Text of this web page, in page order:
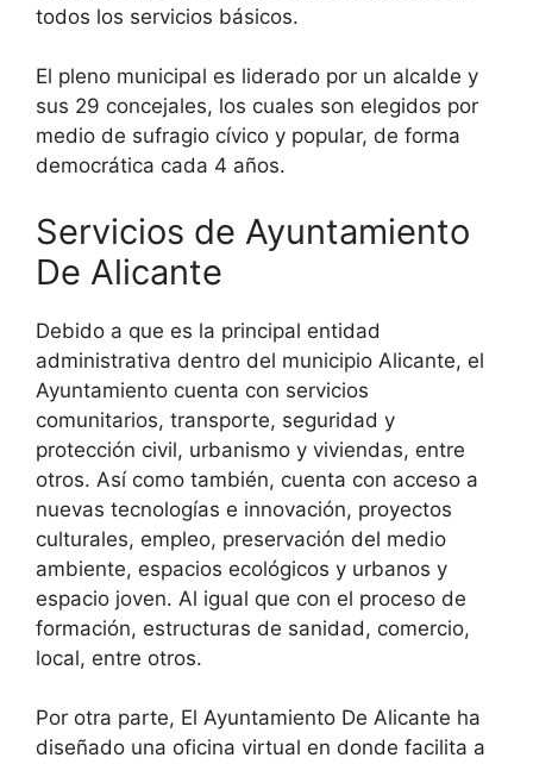
todos los servicios básicos.
El pleno municipal es liderado por un alcalde y
sus 29 concejales, los cuales son elegidos por
medio de sufragio cívico y popular, de forma
democrática cada 4 años.
Servicios de Ayuntamiento
De Alicante
Debido a que es la principal entidad
administrativa dentro del municipio Alicante, el
Ayuntamiento cuenta con servicios
comunitarios, transporte, seguridad y
protección civil, urbanismo y viviendas, entre
otros. Así como también, cuenta con acceso a
nuevas tecnologías e innovación, proyectos
culturales, empleo, preservación del medio
ambiente, espacios ecológicos y urbanos y
espacio joven. Al igual que con el proceso de
formación, estructuras de sanidad, comercio,
local, entre otros.
Por otra parte, El Ayuntamiento De Alicante ha
diseñado una oficina virtual en donde facilita a